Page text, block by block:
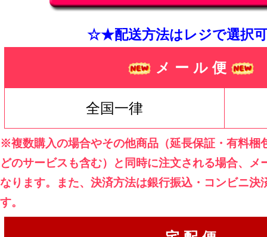
☆★配送方法はレジで選択
メ ー ル 便
全国一律
※複数購入の場合やその他商品（延長保証・有料梱
どのサービスも含む）と同時に注文される場合、メ
なります。また、決済方法は銀行振込・コンビニ決
す。